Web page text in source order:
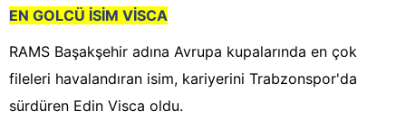
EN GOLCÜ İSİM VİSCA
RAMS Başakşehir adına Avrupa kupalarında en çok
fileleri havalandıran isim, kariyerini Trabzonspor'da
sürdüren Edin Visca oldu.